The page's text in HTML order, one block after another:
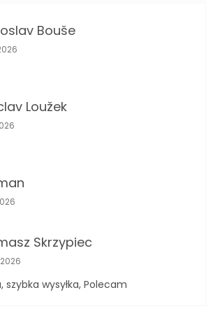
Bouše
obchodu je 5 z 5 hvězdiček.
Loužek
obchodu je 5 z 5 hvězdiček.
obchodu je 5 z 5 hvězdiček.
Skrzypiec
obchodu je 5 z 5 hvězdiček.
szybka wysyłka, Polecam